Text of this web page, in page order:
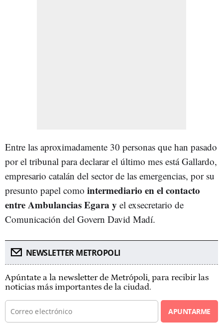
Entre las aproximadamente 30 personas que han pasado
por el tribunal para declarar el último mes está Gallardo,
empresario catalán del sector de las emergencias, por su
presunto papel como intermediario en el contacto
entre Ambulancias Egara y el exsecretario de
Comunicación del Govern David Madí.
NEWSLETTER METROPOLI
Apúntate a la newsletter de Metrópoli, para recibir las
noticias más importantes de la ciudad.
APUNTARME